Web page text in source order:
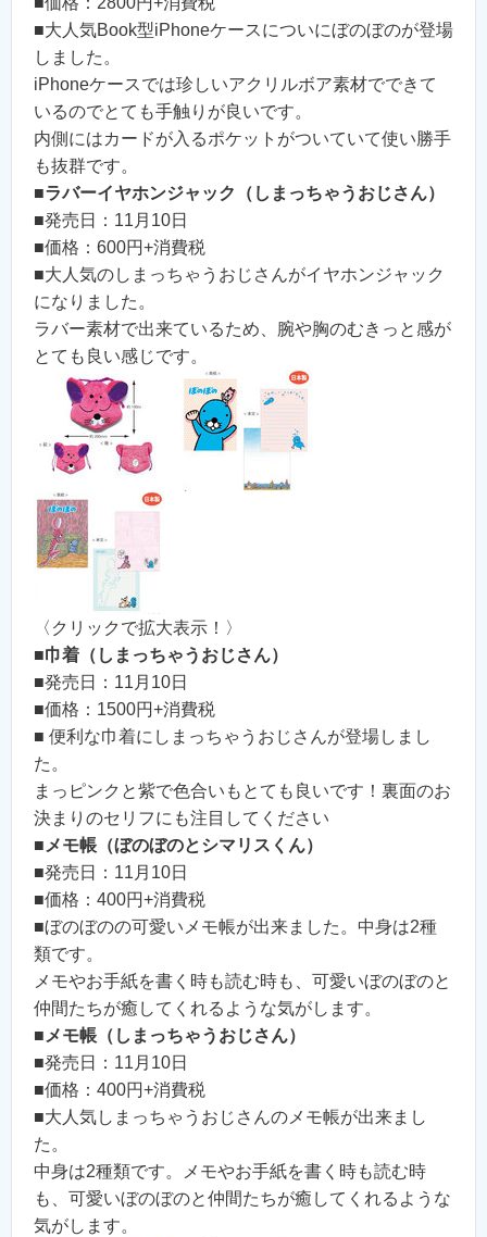
■大人気Book型iPhoneケースについにぼのぼのが登場
しました。
iPhoneケースでは珍しいアクリルボア素材でできて
いるのでとても手触りが良いです。
内側にはカードが入るポケットがついていて使い勝手
も抜群です。
■ラバーイヤホンジャック（しまっちゃうおじさん）
■発売日：11月10日
■価格：600円+消費税
■大人気のしまっちゃうおじさんがイヤホンジャック
になりました。
ラバー素材で出来ているため、腕や胸のむきっと感が
とても良い感じです。
〈クリックで拡大表示！〉
■巾着（しまっちゃうおじさん）
■発売日：11月10日
■価格：1500円+消費税
■ 便利な巾着にしまっちゃうおじさんが登場しまし
た。
まっピンクと紫で色合いもとても良いです！裏面のお
決まりのセリフにも注目してください
■メモ帳（ぼのぼのとシマリスくん）
■発売日：11月10日
■価格：400円+消費税
■ぼのぼのの可愛いメモ帳が出来ました。中身は2種
類です。
メモやお手紙を書く時も読む時も、可愛いぼのぼのと
仲間たちが癒してくれるような気がします。
■メモ帳（しまっちゃうおじさん）
■発売日：11月10日
■価格：400円+消費税
■大人気しまっちゃうおじさんのメモ帳が出来まし
た。
中身は2種類です。メモやお手紙を書く時も読む時
も、可愛いぼのぼのと仲間たちが癒してくれるような
気がします。